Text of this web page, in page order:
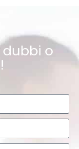
dubbi o